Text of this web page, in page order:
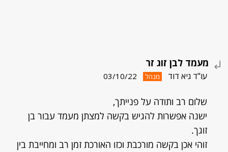
מעמד לבן זוג זר
עו"ד גיא דוד מנהל 03/10/22
שלום רב ותודה על פנייתך,
ישנה אפשרות להגיש בקשה למצתן מעמד עבור בן
זוגך.
זוהי אכן בקשה מורכבת וכזו האורכת זמן רב ומחייבת בין